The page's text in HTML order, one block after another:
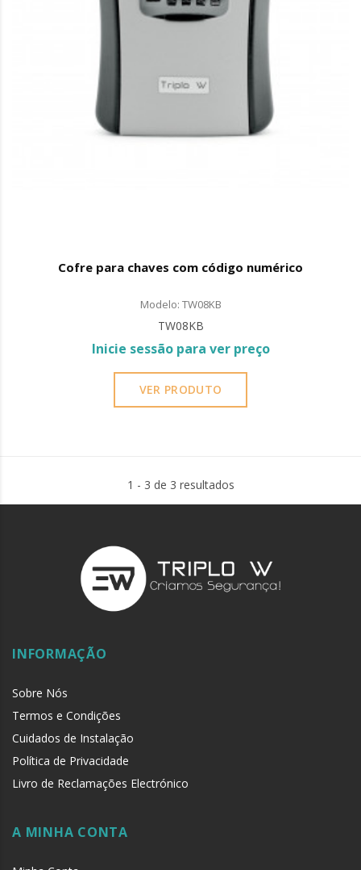
Cofre para chaves com código numérico
Modelo: TW08KB
TW08KB
Inicie sessão para ver preço
VER PRODUTO
1 - 3 de 3 resultados
INFORMAÇÃO
Sobre Nós
Termos e Condições
Cuidados de Instalação
Política de Privacidade
Livro de Reclamações Electrónico
A MINHA CONTA